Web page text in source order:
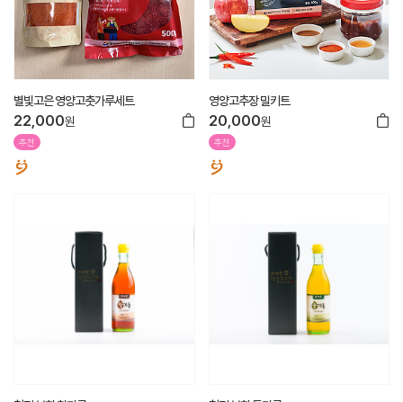
별빛고은 영양고춧가루세트
22,000원
추천
영양고추장 밀키트
20,000원
추천